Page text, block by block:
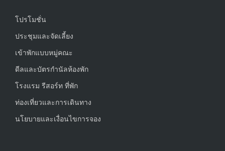
โปรโมชั่น
ประชุมและจัดเลี้ยง
เข้าพักแบบหมู่คณะ
ดีลและบัตรกำนัลห้องพัก
โรงแรม รีสอร์ท ที่พัก
ท่องเที่ยวและการเดินทาง
นโยบายและเงื่อนไขการจอง